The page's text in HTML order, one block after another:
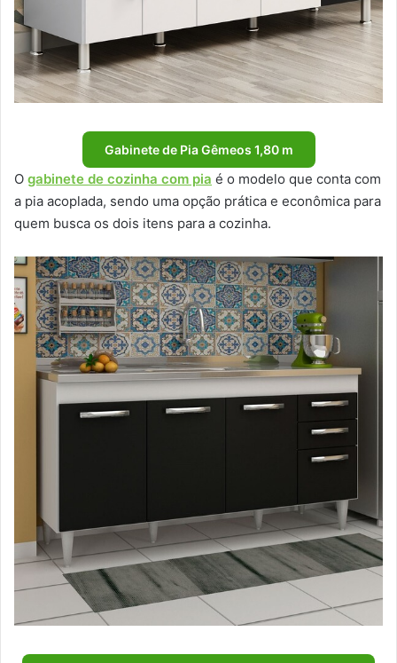
Gabinete de Pia Gêmeos 1,80 m
O gabinete de cozinha com pia é o modelo que conta com
a pia acoplada, sendo uma opção prática e econômica para
quem busca os dois itens para a cozinha.